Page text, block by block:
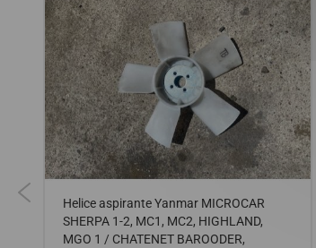
Helice aspirante Yanmar MICROCAR
SHERPA 1-2, MC1, MC2, HIGHLAND,
MGO 1 / CHATENET BAROODER,